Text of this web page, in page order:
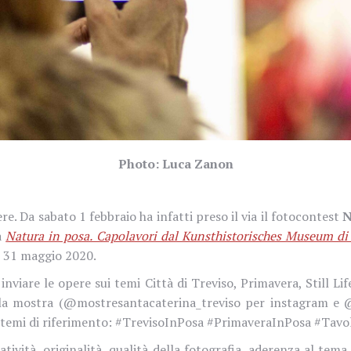
Photo: Luca Zanon
Da sabato 1 febbraio ha infatti preso il via il fotocontest
Natura in posa. Capolavori dal Kunsthistorisches Museum
maggio 2020.
le opere sui temi Città di Treviso, Primavera, Still
mostra (@mostresantacaterina_treviso per instagram
di riferimento: #TrevisoInPosa #PrimaveraInPosa